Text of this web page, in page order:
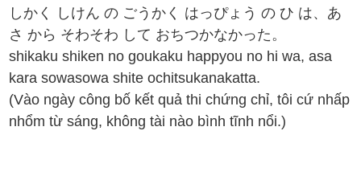
しかく しけん の ごうかく はっぴょう の ひ は、あ
さ から そわそわ して おちつかなかった。
shikaku shiken no goukaku happyou no hi wa, asa
kara sowasowa shite ochitsukanakatta.
(Vào ngày công bố kết quả thi chứng chỉ, tôi cứ nhấp
nhổm từ sáng, không tài nào bình tĩnh nổi.)